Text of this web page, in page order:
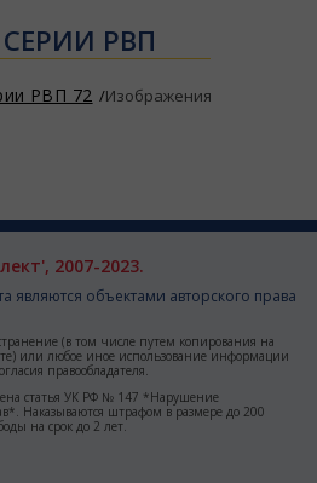
РВП
РВП 72 Изображения
2007-2023.
являются объектами авторского права
(в том числе путем копирования на
или любое иное использование информации
правообладателя.
статья УК РФ № 147 *Нарушение
Наказываются штрафом в размере до 200
на срок до 2 лет.